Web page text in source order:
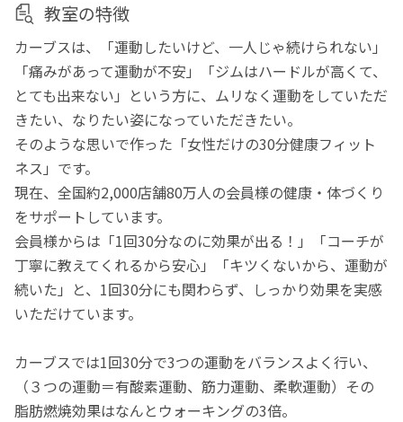
教室の特徴
カーブスは、「運動したいけど、一人じゃ続けられない」
「痛みがあって運動が不安」「ジムはハードルが高くて、
とても出来ない」という方に、ムリなく運動をしていただ
きたい、なりたい姿になっていただきたい。
そのような思いで作った「女性だけの30分健康フィット
ネス」です。
現在、全国約2,000店舗80万人の会員様の健康・体づくり
をサポートしています。
会員様からは「1回30分なのに効果が出る！」「コーチが
丁寧に教えてくれるから安心」「キツくないから、運動が
続いた」と、1回30分にも関わらず、しっかり効果を実感
いただけています。
カーブスでは1回30分で3つの運動をバランスよく行い、
（３つの運動＝有酸素運動、筋力運動、柔軟運動）その
脂肪燃焼効果はなんとウォーキングの3倍。